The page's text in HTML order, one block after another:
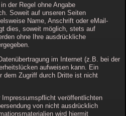
der Regel ohne Angabe
Soweit auf unseren Seiten
Name, Anschrift oder eMail-
dies, soweit möglich, stets auf
ohne Ihre ausdrückliche
im Internet (z.B. bei der
aufweisen kann. Ein
dem Zugriff durch Dritte ist nicht
Impressumspflicht veröffentlichten
von nicht ausdrücklich
wird hiermit